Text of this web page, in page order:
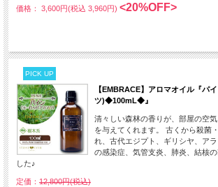
価格： 3,600円(税込 3,960円) <20%OFF>
PICK UP
【EMBRACE】アロマオイル『パ
ツ)◆100mL◆』
清々しい森林の香りが、部屋の空
を与えてくれます。 古くから殺菌
れ、古代エジプト、ギリシヤ、ア
の感染症、気管支炎、肺炎、結核
した♪
定価： 12,800円(税込)